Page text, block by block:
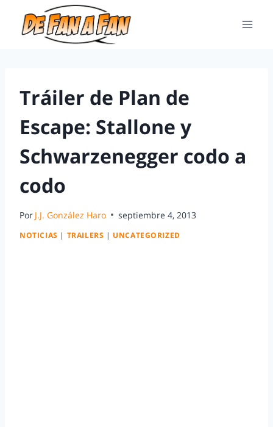
Tráiler de Plan de
Escape: Stallone y
Schwarzenegger codo a
codo
Por J.J. González Haro septiembre 4, 2013
NOTICIAS | TRAILERS | UNCATEGORIZED